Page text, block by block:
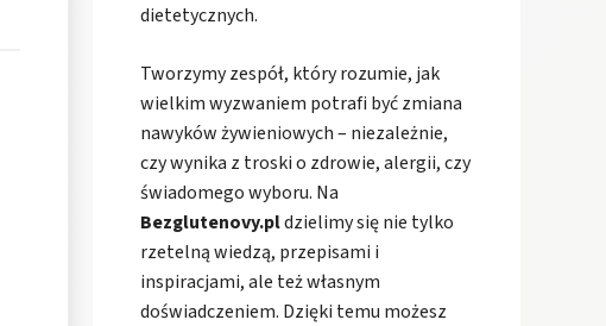
dietetycznych.
Tworzymy zespół, który rozumie, jak
wielkim wyzwaniem potrafi być zmiana
nawyków żywieniowych – niezależnie,
czy wynika z troski o zdrowie, alergii, czy
świadomego wyboru. Na
Bezglutenovy.pldzielimy się nie tylko
rzetelną wiedzą, przepisami i
inspiracjami, ale też własnym
doświadczeniem. Dzięki temu możesz